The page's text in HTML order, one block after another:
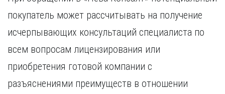
покупатель может рассчитывать на получение
исчерпывающих консультаций специалиста по
всем вопросам лицензирования или
приобретения готовой компании с
разъяснениями преимуществ в отношении